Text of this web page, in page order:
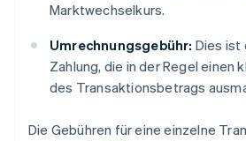
Marktwechselkurs.
Umrechnungsgebühr: Dies ist
Zahlung, die in der Regel einen
des Transaktionsbetrags
Die Gebühren für eine einzelne